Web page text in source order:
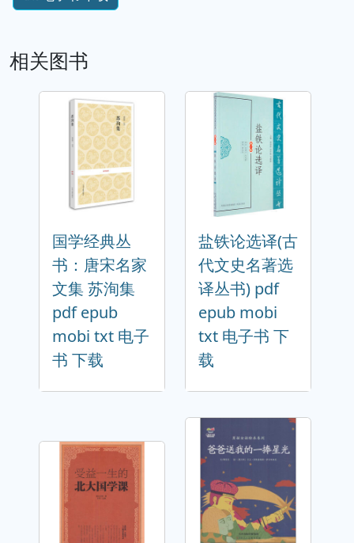
相关图书
国学经典丛
书：唐宋名家
文集 苏洵集
pdf epub
mobi txt 电子
书 下载
盐铁论选译(古
代文史名著选
译丛书) pdf
epub mobi
txt 电子书 下
载